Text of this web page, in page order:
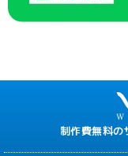
制作費無料